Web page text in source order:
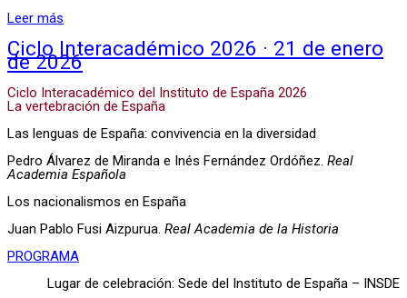
Leer más
Ciclo Interacadémico 2026 · 21 de enero
de 2026
Ciclo Interacadémico del Instituto de España 2026
La vertebración de España
Las lenguas de España: convivencia en la diversidad
Pedro Álvarez de Miranda e Inés Fernández Ordóñez. Real
Academia Española
Los nacionalismos en España
Juan Pablo Fusi Aizpurua. Real Academia de la Historia
PROGRAMA
Lugar de celebración: Sede del Instituto de España – INSDE